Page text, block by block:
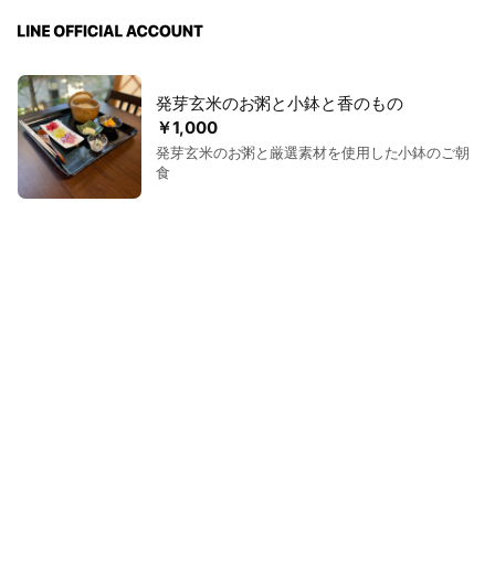
￥1,000
発芽玄米のお粥と小鉢と香のもの
発芽玄米のお粥と厳選素材を使用した小鉢のご朝
食